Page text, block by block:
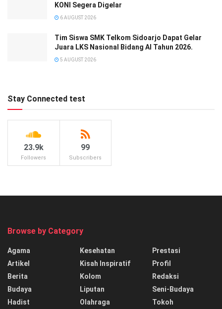
KONI Segera Digelar
6 AUGUST 2026
Tim Siswa SMK Telkom Sidoarjo Dapat Gelar
Juara LKS Nasional Bidang AI Tahun 2026.
5 AUGUST 2026
Stay Connected test
23.9k
Followers
99
Subscribers
Browse by Category
Agama
Artikel
Berita
Budaya
Hadist
Kesehatan
Kisah Inspiratif
Kolom
Liputan
Olahraga
Prestasi
Profil
Redaksi
Seni-Budaya
Tokoh